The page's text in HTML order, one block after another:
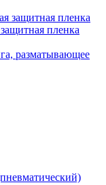
пленка
разматывающее